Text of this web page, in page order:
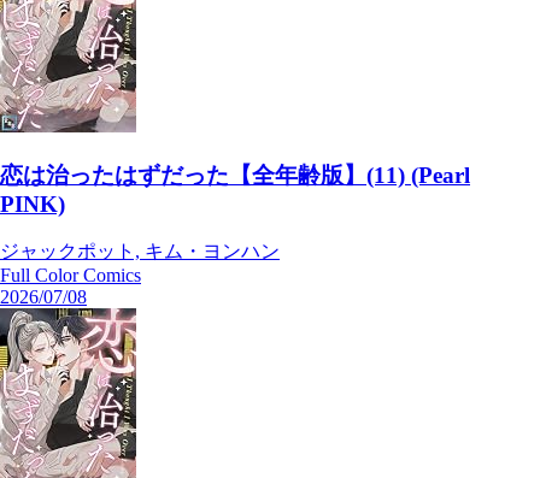
恋は治ったはずだった【全年齢版】(11) (Pearl
PINK)
ジャックポット, キム・ヨンハン
Full Color Comics
2026/07/08